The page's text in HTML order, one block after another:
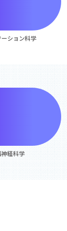
ション科学
神経科学